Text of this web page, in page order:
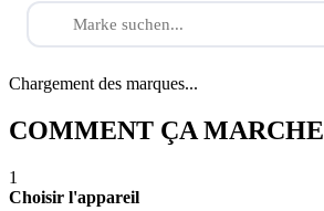
Chargement des marques...
COMMENT ÇA MARCHE
1
Choisir l'appareil